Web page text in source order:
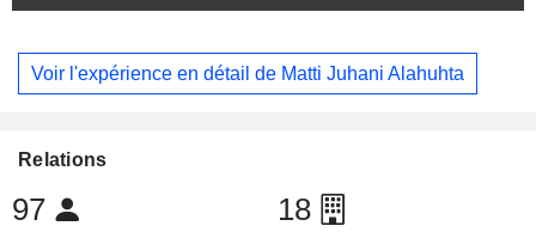
Voir l'expérience en détail de Matti Juhani Alahuhta
Relations
97 18